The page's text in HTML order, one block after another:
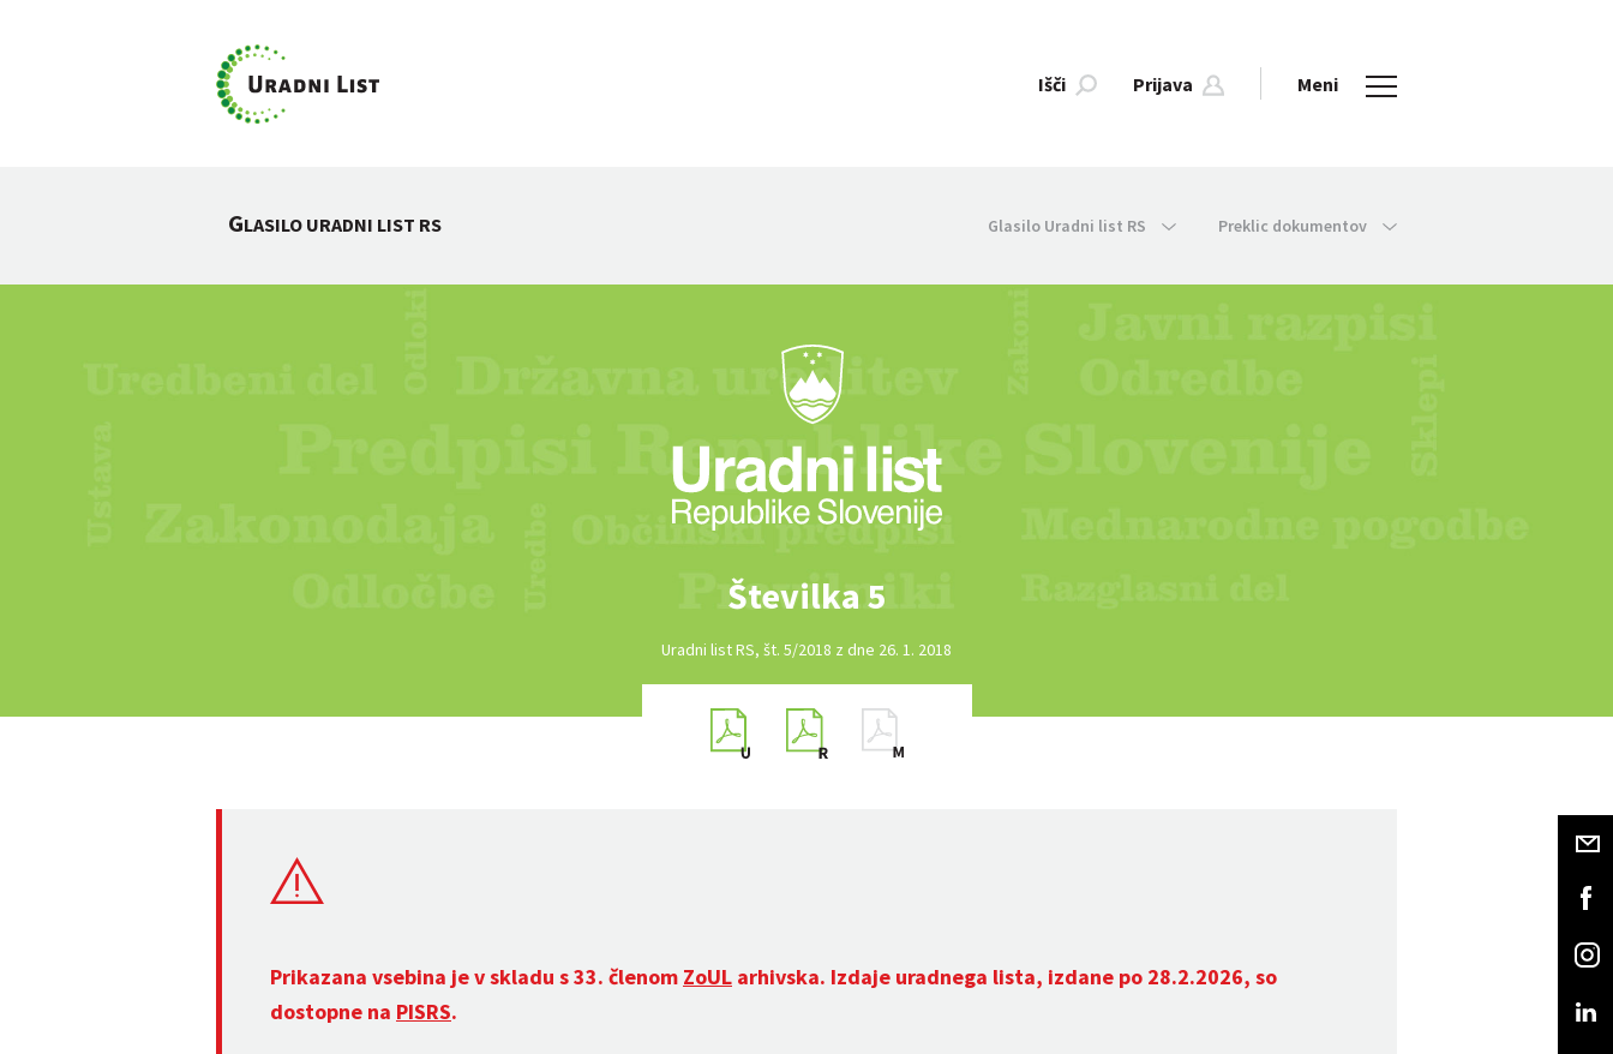
Išči Prijava Meni
GLASILO URADNI LIST RS Glasilo Uradni list RS Preklic dokumentov
Številka 5
Uradni list RS, št. 5/2018 z dne 26. 1. 2018
Prikazana vsebina je v skladu s 33. členom ZoUL arhivska. Izdaje uradnega lista, izdane po 28.2.2026, so
dostopne na PISRS.